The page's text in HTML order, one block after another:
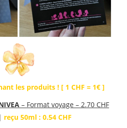
les produits ! [ 1 CHF = 1€ ]
– Format voyage – 2.70 CHF
| reçu 50ml : 0.54 CHF